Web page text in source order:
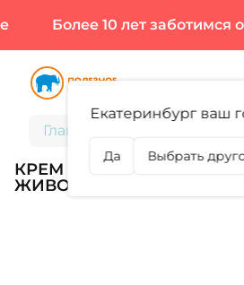
Более 10 лет заботимся
Главная Крем для рук и
КРЕМ ДЛЯ РУК И
ЖИВОГО КОЛЛАГЕНА, 30
Екатеринбург ваш
Да Выбрать